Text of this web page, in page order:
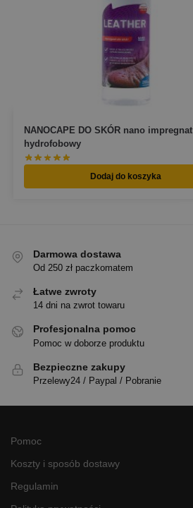
NANOCAPE DO SKÓR nano impregnat
hydrofobowy
Dodaj do koszyka
Darmowa dostawa
Od 250 zł paczkomatem
Łatwe zwroty
14 dni na zwrot towaru
Profesjonalna pomoc
Pomoc w doborze produktu
Bezpieczne zakupy
Przelewy24 / Paypal / Pobranie
Pomoc
Koszty i sposób dostawy
Regulamin